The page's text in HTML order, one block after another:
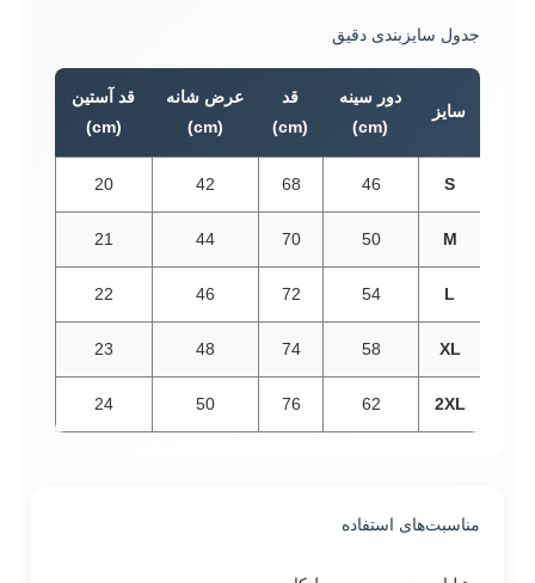
جدول سایزبندی دقیق
سایز
دور سینه
(cm)
قد
(cm)
عرض شانه
(cm)
قد آستین
(cm)
S
46
68
42
20
M
50
70
44
21
L
54
72
46
22
XL
58
74
48
23
2XL
62
76
50
24
مناسبت‌های استفاده